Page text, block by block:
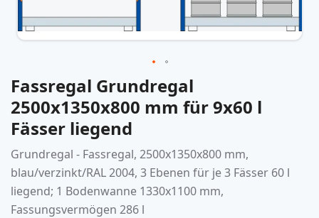
Zum
Anfang
der
Bildergalerie
springen
Fassregal Grundregal
2500x1350x800 mm für 9x60 l
Fässer liegend
Grundregal - Fassregal, 2500x1350x800 mm,
blau/verzinkt/RAL 2004, 3 Ebenen für je 3 Fässer 60 l
liegend; 1 Bodenwanne 1330x1100 mm,
Fassungsvermögen 286 l